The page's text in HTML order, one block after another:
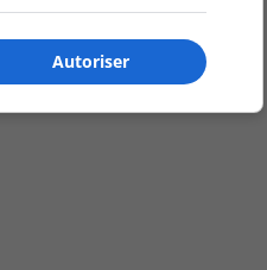
Autoriser